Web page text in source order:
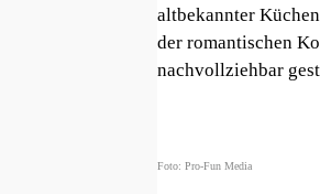
altbekannter
der romantischen
nachvollziehbar
Foto: Pro-Fun Media